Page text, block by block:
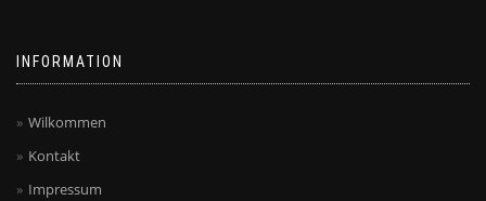
INFORMATION
Wilkommen
Kontakt
Impressum